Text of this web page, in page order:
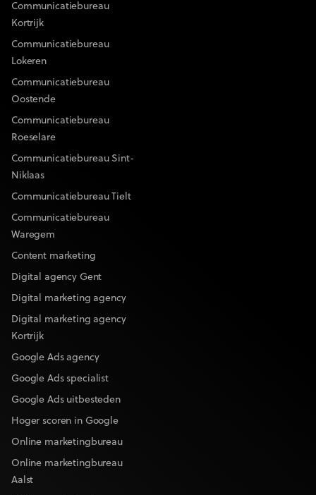
Communicatiebureau
Kortrijk
Communicatiebureau
Lokeren
Communicatiebureau
Oostende
Communicatiebureau
Roeselare
Communicatiebureau Sint-
Niklaas
Communicatiebureau Tielt
Communicatiebureau
Waregem
Content marketing
Digital agency Gent
Digital marketing agency
Digital marketing agency
Kortrijk
Google Ads agency
Google Ads specialist
Google Ads uitbesteden
Hoger scoren in Google
Online marketingbureau
Online marketingbureau
Aalst